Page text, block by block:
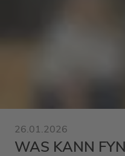
26.01.2026
WAS KANN